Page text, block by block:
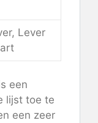
Lever
een
lijst toe te
een zeer